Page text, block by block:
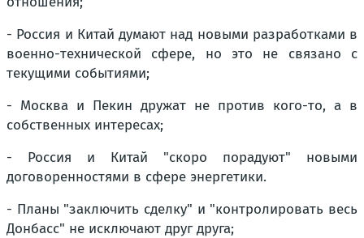
- Россия и Китай думают над новыми разработками в
военно-технической сфере, но это не связано с
текущими событиями;
- Москва и Пекин дружат не против кого-то, а в
собственных интересах;
- Россия и Китай "скоро порадуют" новыми
договоренностями в сфере энергетики.
- Планы "заключить сделку" и "контролировать весь
Донбасс" не исключают друг друга;